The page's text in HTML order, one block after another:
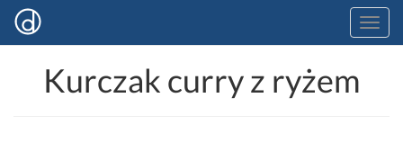
Kurczak curry z ryżem